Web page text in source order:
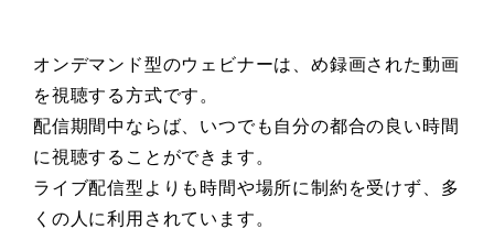
オンデマンド型のウェビナーは、め録画された動画
を視聴する方式です。
配信期間中ならば、いつでも自分の都合の良い時間
に視聴することができます。
ライブ配信型よりも時間や場所に制約を受けず、多
くの人に利用されています。